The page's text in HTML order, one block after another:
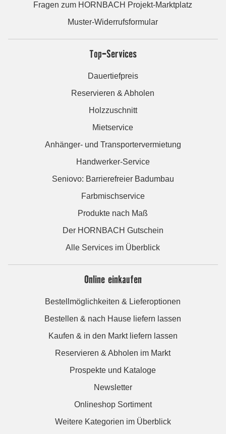
Fragen zum HORNBACH Projekt-Marktplatz
Muster-Widerrufsformular
Top-Services
Dauertiefpreis
Reservieren & Abholen
Holzzuschnitt
Mietservice
Anhänger- und Transportervermietung
Handwerker-Service
Seniovo: Barrierefreier Badumbau
Farbmischservice
Produkte nach Maß
Der HORNBACH Gutschein
Alle Services im Überblick
Online einkaufen
Bestellmöglichkeiten & Lieferoptionen
Bestellen & nach Hause liefern lassen
Kaufen & in den Markt liefern lassen
Reservieren & Abholen im Markt
Prospekte und Kataloge
Newsletter
Onlineshop Sortiment
Weitere Kategorien im Überblick